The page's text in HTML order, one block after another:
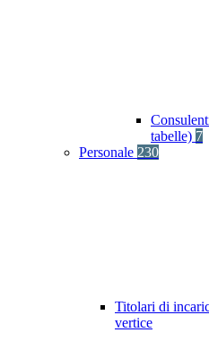
tabelle) 7
Personale 230
Titolari di
vertice